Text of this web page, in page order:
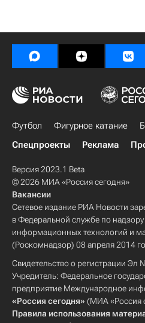
Футбол Фигурное катание
Спецпроекты
Реклама
Версия 2023.1 Beta
© 2026 МИА «Россия сегодня»
Вакансии
Сетевое издание РИА Новости
в Федеральной службе по надзору
информационных технологий и
(Роскомнадзор) 08 апреля 2014
Свидетельство о регистрации
Учредитель: Федеральное
предприятие Международное
«Россия сегодня» (МИА «Россия
Правила использования